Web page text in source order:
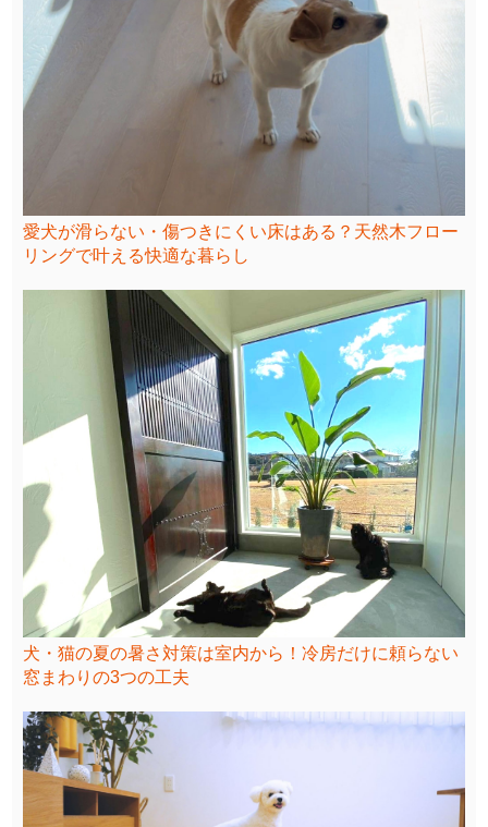
愛犬が滑らない・傷つきにくい床はある？天然木フロー
リングで叶える快適な暮らし
犬・猫の夏の暑さ対策は室内から！冷房だけに頼らない
窓まわりの3つの工夫